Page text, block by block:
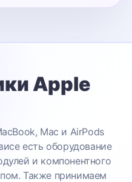
Apple
Mac и AirPods
есть оборудование
и компонентного
Также принимаем